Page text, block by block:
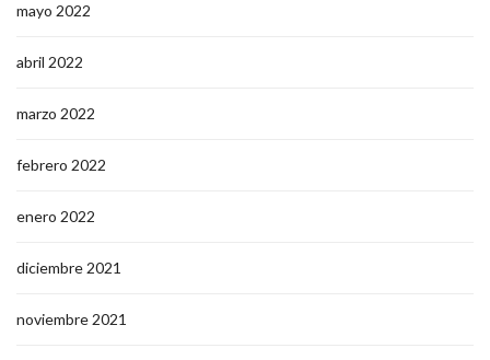
mayo 2022
abril 2022
marzo 2022
febrero 2022
enero 2022
diciembre 2021
noviembre 2021